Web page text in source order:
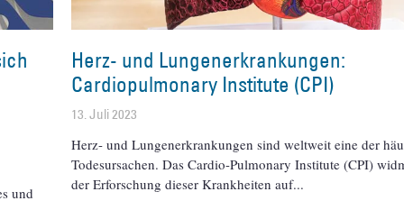
und
Herz- und Lungenerkrankungen:
Cardiopulmonary Institute (CPI)
13. Juli 2023
Herz- und Lungenerkrankungen sind weltweit eine der
Todesursachen. Das Cardio-Pulmonary Institute (CPI)
der Erforschung dieser Krankheiten auf